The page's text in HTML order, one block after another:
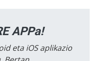
APPa!
eta iOS aplikazio